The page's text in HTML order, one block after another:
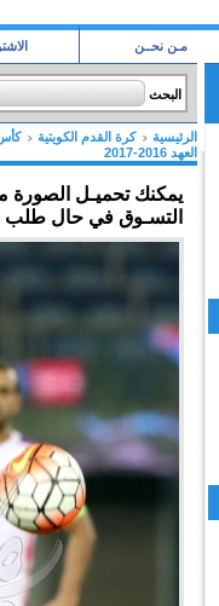
مـن نحــن
البحث
الرئيسية كرة القدم الكويتية
العهد 2016-2017
يمكنك تحميـل الصورة
التسـوق في حال طلب